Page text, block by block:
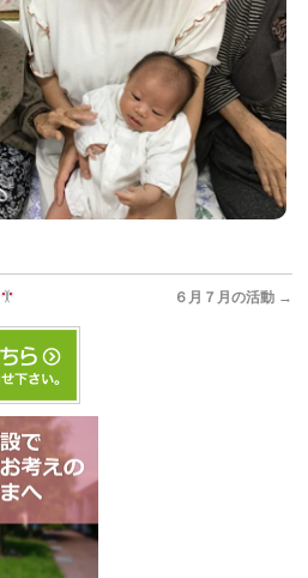
６月７月の活動 →